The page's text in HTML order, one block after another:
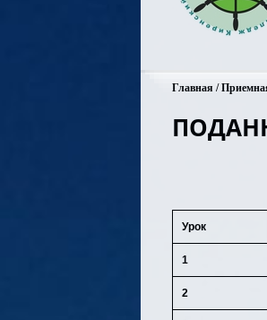
Главная
Урок
1
2